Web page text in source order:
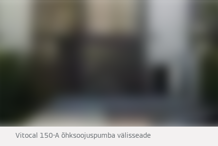
Vitocal 150-A õhksoojuspumba välisseade